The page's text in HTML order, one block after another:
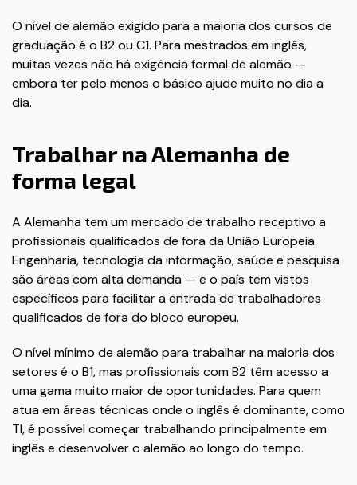
O nível de alemão exigido para a maioria dos cursos de
graduação é o B2 ou C1. Para mestrados em inglês,
muitas vezes não há exigência formal de alemão —
embora ter pelo menos o básico ajude muito no dia a
dia.
Trabalhar na Alemanha de
forma legal
A Alemanha tem um mercado de trabalho receptivo a
profissionais qualificados de fora da União Europeia.
Engenharia, tecnologia da informação, saúde e pesquisa
são áreas com alta demanda — e o país tem vistos
específicos para facilitar a entrada de trabalhadores
qualificados de fora do bloco europeu.
O nível mínimo de alemão para trabalhar na maioria dos
setores é o B1, mas profissionais com B2 têm acesso a
uma gama muito maior de oportunidades. Para quem
atua em áreas técnicas onde o inglês é dominante, como
TI, é possível começar trabalhando principalmente em
inglês e desenvolver o alemão ao longo do tempo.